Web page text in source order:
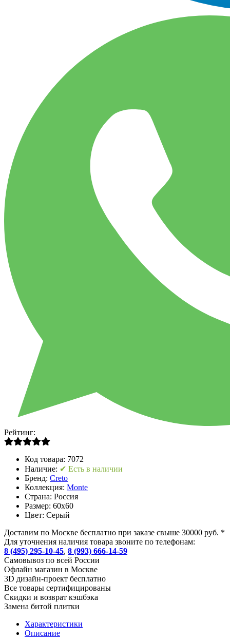
Рейтинг:
Код товара: 7072
Наличие: ✔ Есть в наличии
Бренд: Creto
Коллекция: Monte
Страна: Россия
Размер: 60x60
Цвет: Серый
Доставим по Москве бесплатно при заказе свыше 30000 руб. *
Для уточнения наличия товара звоните по телефонам:
8 (495) 295-10-45, 8 (993) 666-14-59
Cамовывоз по всей России
Офлайн магазин в Москве
3D дизайн-проект бесплатно
Все товары сертифицированы
Скидки и возврат кэшбэка
Замена битой плитки
Характеристики
Описание